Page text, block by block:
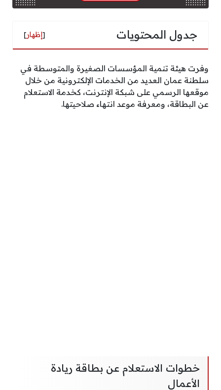
جدول المحتويات [إظهار]
وفرت هيئة تنمية المؤسسات الصغيرة والمتوسطة في
سلطنة عمان العديد من الخدمات الإلكترونية من خلال
موقعها الرسمي على شبكة الإنترنت، كخدمة الاستعلام
عن البطاقة، ومعرفة موعد انتهاء صلاحيتها.
خطوات الاستعلام عن بطاقة ريادة
الأعمال